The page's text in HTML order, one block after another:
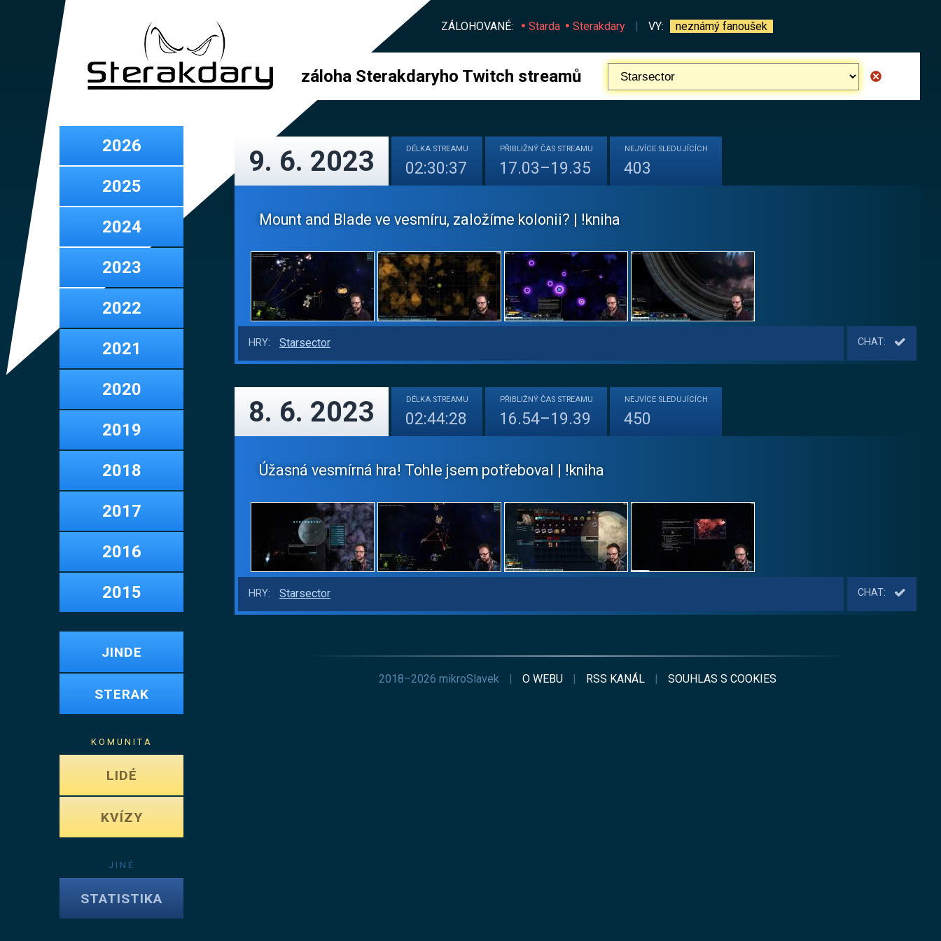
ZÁLOHOVANÉ: Starda Sterakdary | VY: neznámý fanoušek
záloha Sterakdaryho Twitch streamů
2026
2025
2024
2023
2022
2021
2020
2019
2018
2017
2016
2015
JINDE
STERAK
KOMUNITA
LIDÉ
KVÍZY
JINÉ
STATISTIKA
9. 6. 2023 DÉLKA STREAMU
02:30:37
PŘIBLIŽNÝ ČAS STREAMU
17.03–19.35
NEJVÍCE SLEDUJÍCÍCH
403
Mount and Blade ve vesmíru, založíme kolonii? | !kniha
HRY: Starsector CHAT:
8. 6. 2023 DÉLKA STREAMU
02:44:28
PŘIBLIŽNÝ ČAS STREAMU
16.54–19.39
NEJVÍCE SLEDUJÍCÍCH
450
Úžasná vesmírná hra! Tohle jsem potřeboval | !kniha
HRY: Starsector CHAT:
2018–2026 mikroSlavek | O WEBU | RSS KANÁL | SOUHLAS S COOKIES